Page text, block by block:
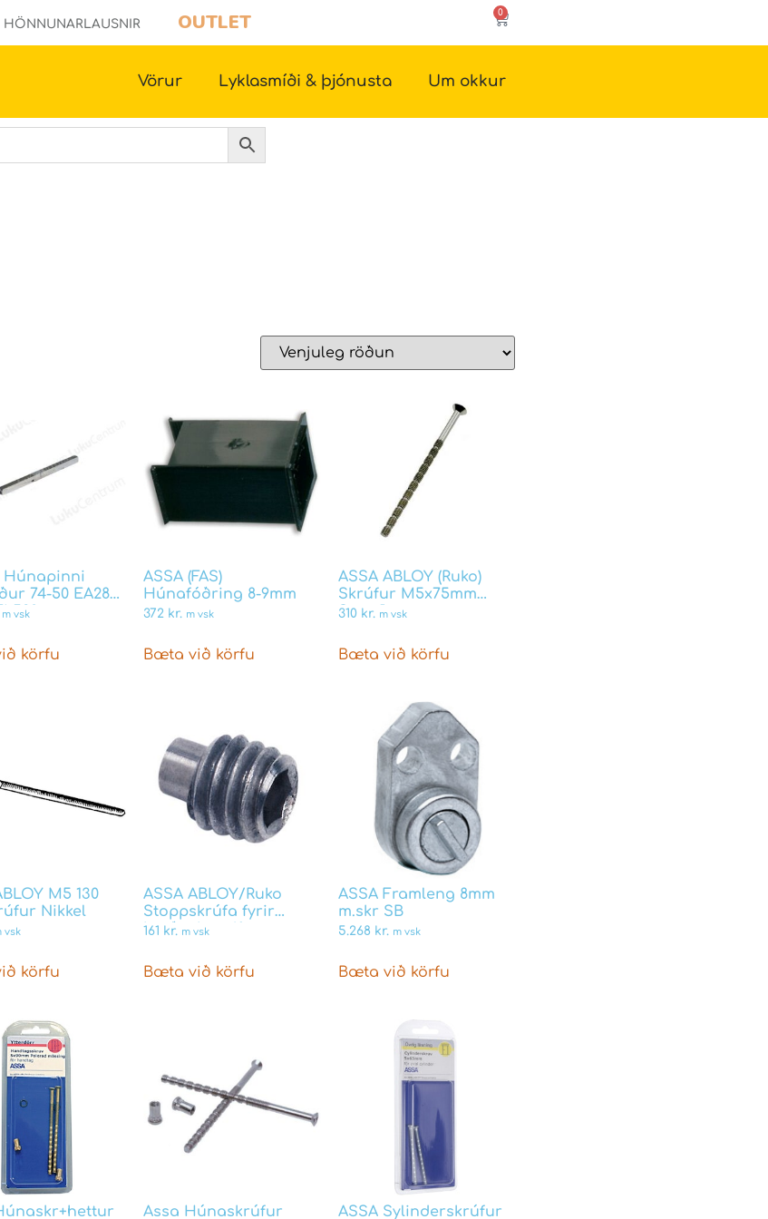
HÖNNUNARLAUSNIR OUTLET 0
Vörur Lyklasmíði & þjónusta Um okkur
Húnapinni
74-50 EA288
m vsk
körfu
ASSA (FAS)
Húnafóðring 8-9mm
372 kr. m vsk
Bæta við körfu
ASSA ABLOY (Ruko)
Skrúfur M5x75mm
Scanflex
310 kr. m vsk
Bæta við körfu
M5 130
Nikkel
vsk
körfu
ASSA ABLOY/Ruko
Stoppskrúfa fyrir
hurðarhandfang
161 kr. m vsk
Bæta við körfu
ASSA Framleng 8mm
m.skr SB
5.268 kr. m vsk
Bæta við körfu
Assa Húnaskrúfur
ASSA Sylinderskrúfur